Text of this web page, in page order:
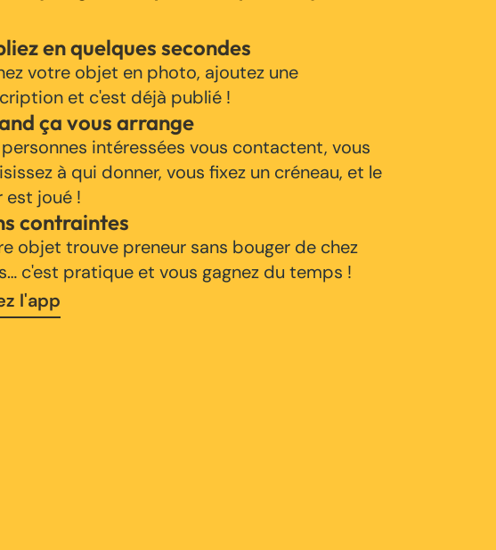
en quelques secondes
votre objet en photo, ajoutez une
et c'est déjà publié !
ça vous arrange
intéressées vous contactent, vous
à qui donner, vous fixez un créneau, et le
est joué !
contraintes
objet trouve preneur sans bouger de chez
c'est pratique et vous gagnez du temps !
l'app